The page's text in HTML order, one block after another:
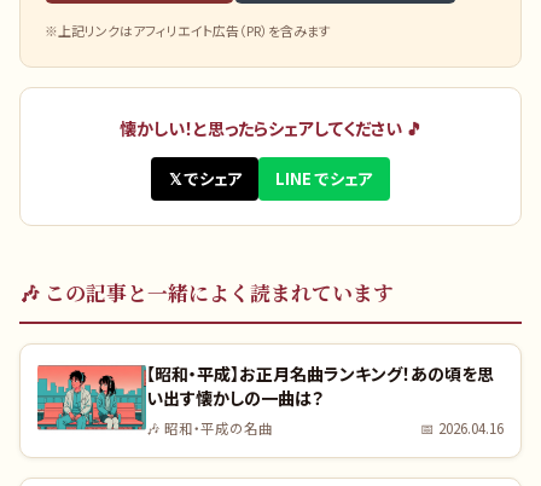
※上記リンクはアフィリエイト広告（PR）を含みます
懐かしい！と思ったらシェアしてください 🎵
𝕏 でシェア LINE でシェア
🎶 この記事と一緒によく読まれています
【昭和・平成】お正月名曲ランキング！あの頃を思
い出す懐かしの一曲は？
🎶 昭和・平成の名曲 📅 2026.04.16